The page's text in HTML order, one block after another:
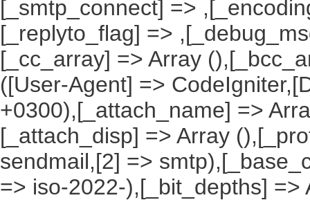
[_smtp_connect] =>
[_replyto_flag] =>
[_cc_array] => Array
([User-Agent] =>
+0300),[_attach_name] =>
[_attach_disp] => Array
sendmail,[2] =>
=> iso-2022-),[_bit_depths]